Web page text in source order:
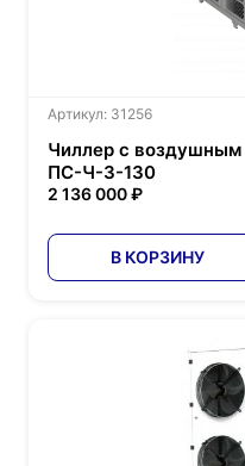
Артикул: 31256
Чиллер с
ПС-Ч-3-130
2 136 000 ₽
В КОРЗИНУ